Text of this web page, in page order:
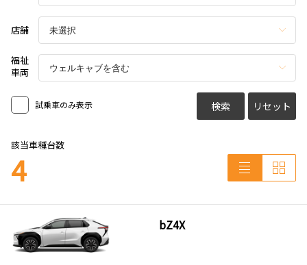
店舗
福祉
車両
試乗車のみ表示 検索 リセット
該当車種台数
4
bZ4X